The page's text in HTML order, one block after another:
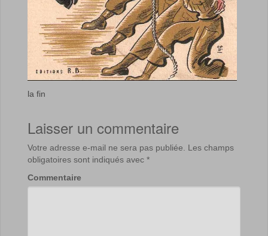
la fin
Laisser un commentaire
Votre adresse e-mail ne sera pas publiée.
Les champs
obligatoires sont indiqués avec *
Commentaire